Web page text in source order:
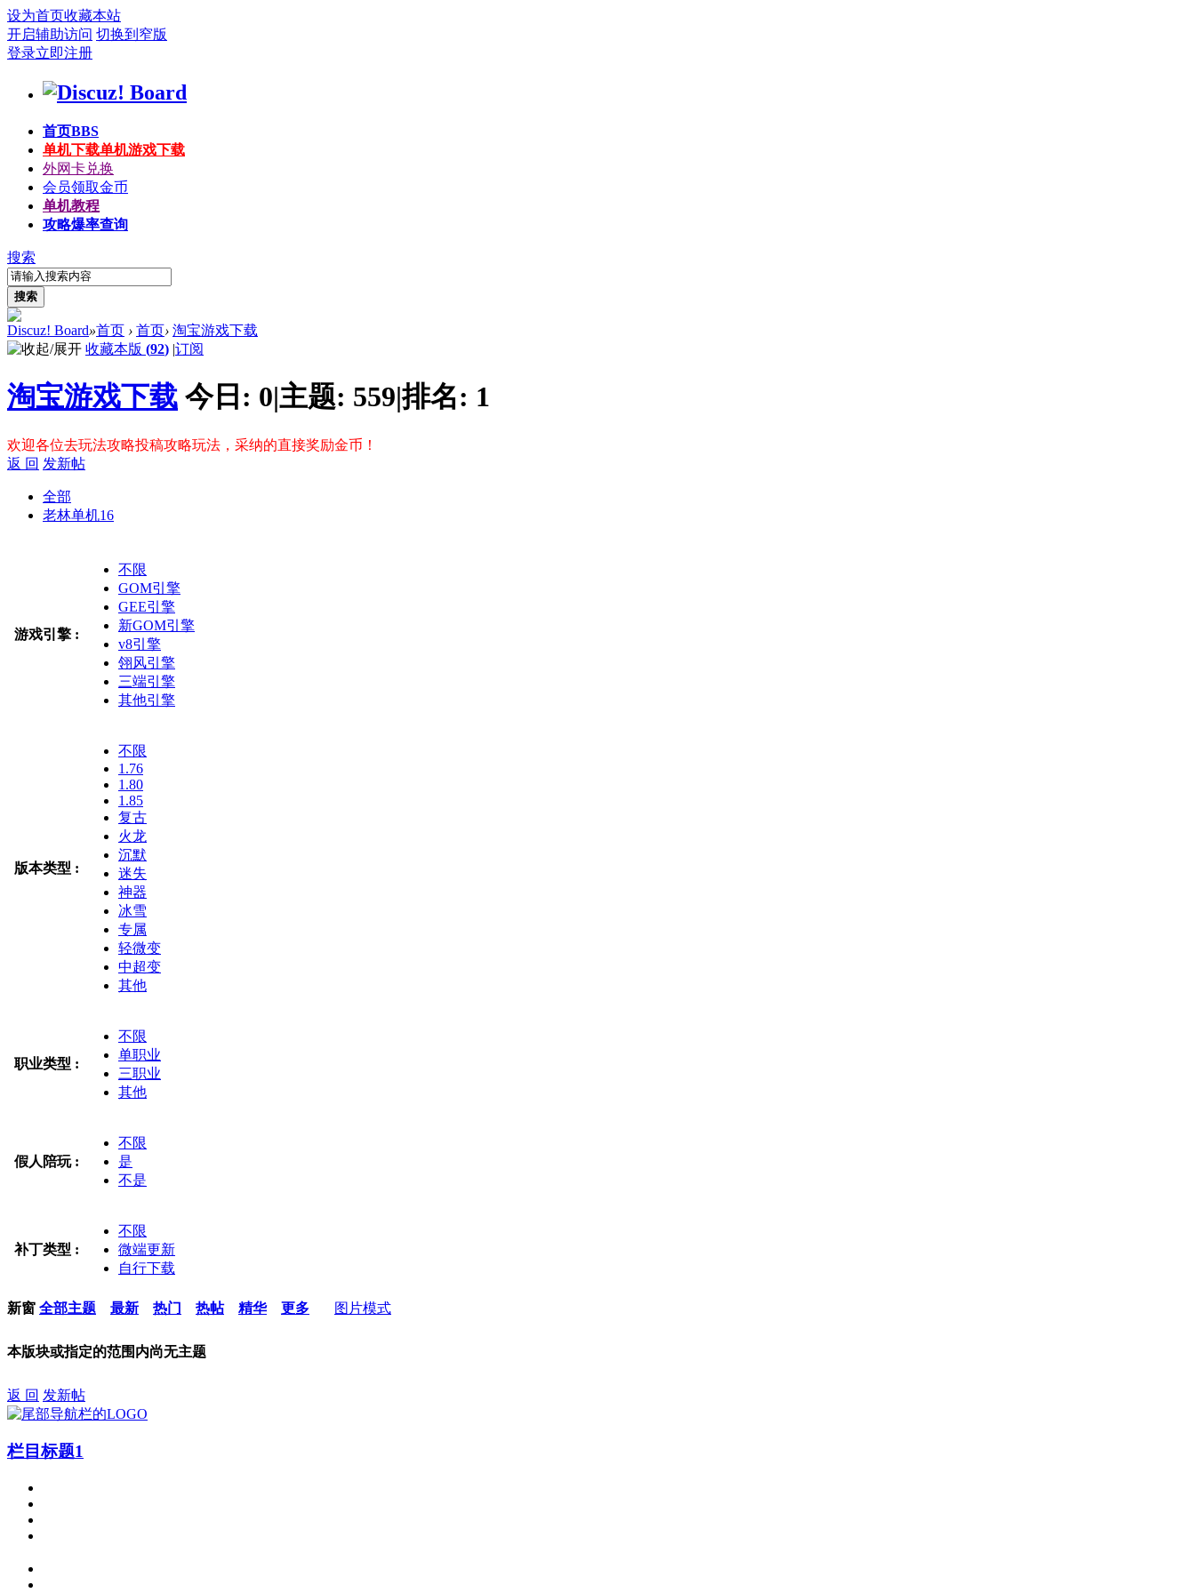
设为首页收藏本站
开启辅助访问 切换到窄版
登录立即注册
首页BBS
单机下载单机游戏下载
外网卡兑换
会员领取金币
单机教程
攻略爆率查询
搜索
搜索
Discuz! Board»首页 › 首页› 淘宝游戏下载
收藏本版 (92) |订阅
淘宝游戏下载 今日: 0|主题: 559|排名: 1
欢迎各位去玩法攻略投稿攻略玩法，采纳的直接奖励金币！
返 回 发新帖
全部
老林单机16
游戏引擎 :
不限
GOM引擎
GEE引擎
新GOM引擎
v8引擎
翎风引擎
三端引擎
其他引擎
版本类型 :
不限
1.76
1.80
1.85
复古
火龙
沉默
迷失
神器
冰雪
专属
轻微变
中超变
其他
职业类型 :
不限
单职业
三职业
其他
假人陪玩 :
不限
是
不是
补丁类型 :
不限
微端更新
自行下载
新窗 全部主题 最新 热门 热帖 精华 更多 图片模式
本版块或指定的范围内尚无主题
返 回 发新帖
栏目标题1